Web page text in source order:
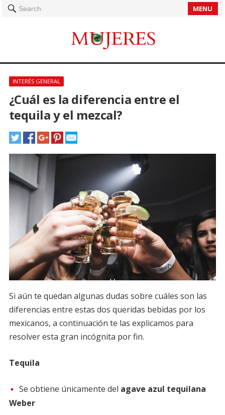
Search MENU
INTERÉS GENERAL
¿Cuál es la diferencia entre el
tequila y el mezcal?
Si aún te quedan algunas dudas sobre cuáles son las
diferencias entre estas dos queridas bebidas por los
mexicanos, a continuación te las explicamos para
resolver esta gran incógnita por fin.
Tequila
Se obtiene únicamente del agave azul tequilana
Weber